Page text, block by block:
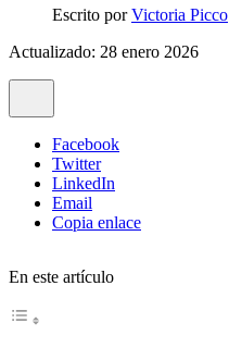
Escrito porVictoria Picco
Actualizado: 28 enero 2026
Facebook
Twitter
LinkedIn
Email
Copia enlace
En este artículo